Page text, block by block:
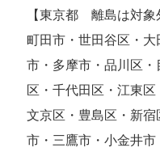
【東京都 離島は対象
町田市・世田谷区・
市・多摩市・品川区
区・千代田区・江東区
文京区・豊島区・新
市・三鷹市・小金井